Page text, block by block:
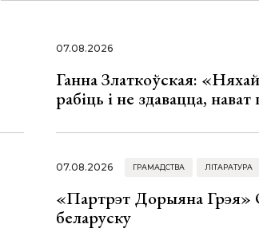
07.08.2026
Ганна Златкоўская:
рабіць і не здавацца,
07.08.2026 ГРАМАДСТВА ЛІТАРАТУРА
«Партрэт Дорыяна Грэя»
беларуску